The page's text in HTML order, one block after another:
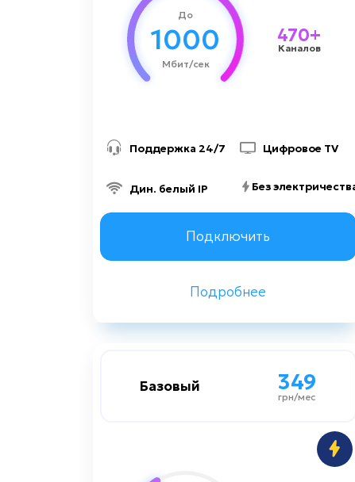
До
1000
Мбит/сек
470+
Каналов
Поддержка 24/7 Цифровое TV
Дин. белый IP Без
Подключить
Подробнее
Киноман
Динамический IP-адрес
Заказать консультацию
Назад
Базовый 349
грн/мес
Базовый
349
Скорость до